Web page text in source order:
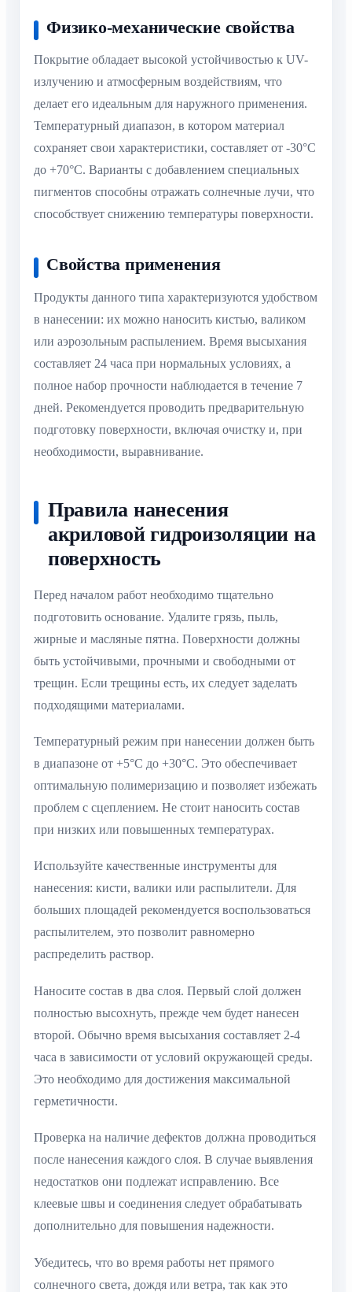
Физико-механические свойства
Покрытие обладает высокой устойчивостью к UV-
излучению и атмосферным воздействиям, что
делает его идеальным для наружного применения.
Температурный диапазон, в котором материал
сохраняет свои характеристики, составляет от -30°C
до +70°C. Варианты с добавлением специальных
пигментов способны отражать солнечные лучи, что
способствует снижению температуры поверхности.
Свойства применения
Продукты данного типа характеризуются удобством
в нанесении: их можно наносить кистью, валиком
или аэрозольным распылением. Время высыхания
составляет 24 часа при нормальных условиях, а
полное набор прочности наблюдается в течение 7
дней. Рекомендуется проводить предварительную
подготовку поверхности, включая очистку и, при
необходимости, выравнивание.
Правила нанесения
акриловой гидроизоляции на
поверхность
Перед началом работ необходимо тщательно
подготовить основание. Удалите грязь, пыль,
жирные и масляные пятна. Поверхности должны
быть устойчивыми, прочными и свободными от
трещин. Если трещины есть, их следует заделать
подходящими материалами.
Температурный режим при нанесении должен быть
в диапазоне от +5°C до +30°C. Это обеспечивает
оптимальную полимеризацию и позволяет избежать
проблем с сцеплением. Не стоит наносить состав
при низких или повышенных температурах.
Используйте качественные инструменты для
нанесения: кисти, валики или распылители. Для
больших площадей рекомендуется воспользоваться
распылителем, это позволит равномерно
распределить раствор.
Наносите состав в два слоя. Первый слой должен
полностью высохнуть, прежде чем будет нанесен
второй. Обычно время высыхания составляет 2-4
часа в зависимости от условий окружающей среды.
Это необходимо для достижения максимальной
герметичности.
Проверка на наличие дефектов должна проводиться
после нанесения каждого слоя. В случае выявления
недостатков они подлежат исправлению. Все
клеевые швы и соединения следует обрабатывать
дополнительно для повышения надежности.
Убедитесь, что во время работы нет прямого
солнечного света, дождя или ветра, так как это